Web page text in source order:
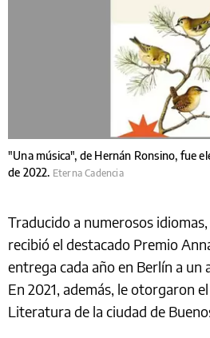
"Una música", de Hernán Ronsino, fue
de 2022. Eterna Cadencia
Traducido a numerosos
recibió el destacado Premio
entrega cada año en Berlín a
En 2021, además, le otorgaron
Literatura de la ciudad de